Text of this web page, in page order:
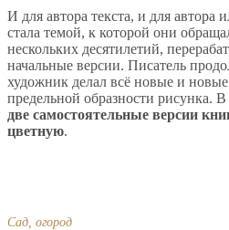
И для автора текста, и для автора
стала темой, к которой они
нескольких десятилетий,
начальные версии. Писатель
художник делал всё новые и
предельной образности рисунка.
две самостоятельные версии
цветную.
Сад, огород